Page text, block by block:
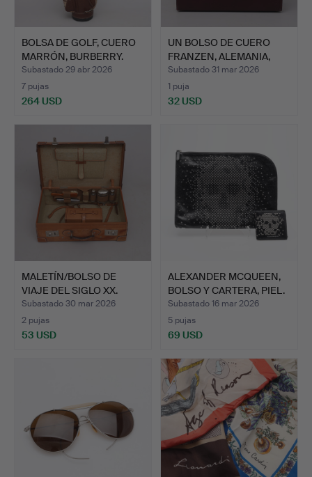
BOLSA DE GOLF, CUERO
MARRÓN, BURBERRY.
Subastado 29 abr 2026
7 pujas
264 USD
UN BOLSO DE CUERO
FRANZEN, ALEMANIA,
SEGUN…
Subastado 31 mar 2026
1 puja
32 USD
MALETÍN/BOLSO DE
VIAJE DEL SIGLO XX.
Subastado 30 mar 2026
2 pujas
53 USD
ALEXANDER MCQUEEN,
BOLSO Y CARTERA, PIEL.
Subastado 16 mar 2026
5 pujas
69 USD